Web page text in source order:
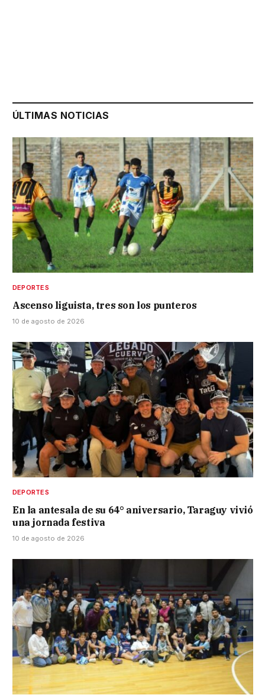
ÚLTIMAS NOTICIAS
DEPORTES
Ascenso liguista, tres son los punteros
10 de agosto de 2026
DEPORTES
En la antesala de su 64° aniversario, Taraguy vivió
una jornada festiva
10 de agosto de 2026